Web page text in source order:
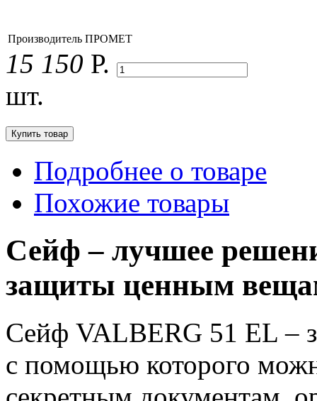
Производитель ПРОМЕТ
15 150 Р.
шт.
Подробнее о товаре
Похожие товары
Сейф – лучшее
защиты ценным
Сейф VALBERG 51 EL –
с помощью которого